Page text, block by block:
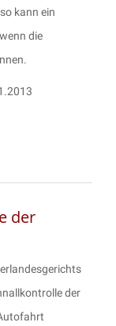
kann ein
die
der
der